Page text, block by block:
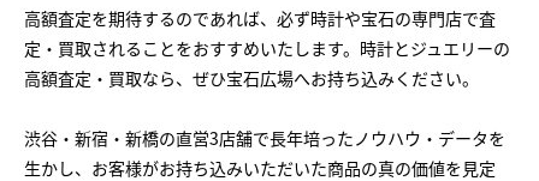
高額査定を期待するのであれば、必ず時計や宝石の専門店で査
定・買取されることをおすすめいたします。時計とジュエリーの
高額査定・買取なら、ぜひ宝石広場へお持ち込みください。
渋谷・新宿・新橋の直営3店舗で長年培ったノウハウ・データを
生かし、お客様がお持ち込みいただいた商品の真の価値を見定